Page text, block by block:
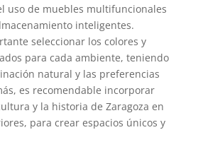
uso de muebles multifuncionales
inteligentes.
seleccionar los colores y
para cada ambiente, teniendo
natural y las preferencias
es recomendable incorporar
y la historia de Zaragoza en
para crear espacios únicos y